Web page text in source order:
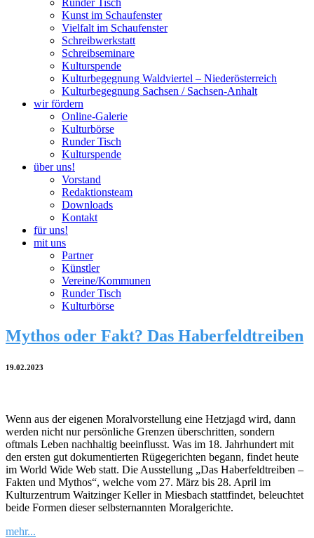
Kunst im Schaufenster
Vielfalt im Schaufenster
Schreibwerkstatt
Schreibseminare
Kulturspende
Kulturbegegnung Waldviertel – Niederösterreich
Kulturbegegnung Sachsen / Sachsen-Anhalt
wir fördern
Online-Galerie
Kulturbörse
Runder Tisch
Kulturspende
über uns!
Vorstand
Redaktionsteam
Downloads
Kontakt
für uns!
mit uns
Partner
Künstler
Vereine/Kommunen
Runder Tisch
Kulturbörse
Mythos oder Fakt? Das Haberfeldtreiben
19.02.2023
Wenn aus der eigenen Moralvorstellung eine Hetzjagd wird, dann
werden nicht nur persönliche Grenzen überschritten, sondern
oftmals Leben nachhaltig beeinflusst. Was im 18. Jahrhundert mit
den ersten gut dokumentierten Rügegerichten begann, findet heute
im World Wide Web statt. Die Ausstellung „Das Haberfeldtreiben –
Fakten und Mythos“, welche vom 27. März bis 28. April im
Kulturzentrum Waitzinger Keller in Miesbach stattfindet, beleuchtet
beide Formen dieser selbsternannten Moralgerichte.
mehr...